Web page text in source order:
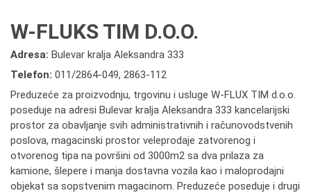
W-FLUKS TIM D.O.O.
Adresa: Bulevar kralja Aleksandra 333
Telefon: 011/2864-049, 2863-112
Preduzeće za proizvodnju, trgovinu i usluge W-FLUX TIM d.o.o.
poseduje na adresi Bulevar kralja Aleksandra 333 kancelarijski
prostor za obavljanje svih administrativnih i računovodstvenih
poslova, magacinski prostor veleprodaje zatvorenog i
otvorenog tipa na površini od 3000m2 sa dva prilaza za
kamione, šlepere i manja dostavna vozila kao i maloprodajni
objekat sa sopstvenim magacinom. Preduzeće poseduje i drugi